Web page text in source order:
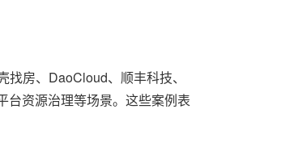
房、DaoCloud、顺丰科技、
台资源治理等场景。这些案例表